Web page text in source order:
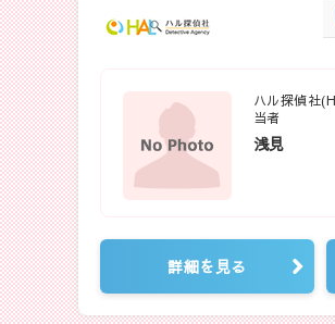
ハル探偵社
当者
浅見
詳細を見る